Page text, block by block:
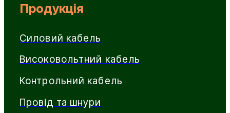
Продукція
Силовий кабель
Високовольтний кабель
Контрольний кабель
Провід та шнури